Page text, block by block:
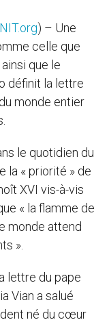
) – Une
celle que
que le
définit la lettre
monde entier
le quotidien du
la « priorité » de
XVI vis-à-vis
« la flamme de
monde attend
».
lettre du pape
Vian a salué
né du cœur